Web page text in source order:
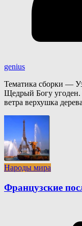
genius
Тематика сборки —
Щедрый Богу угоден.
ветра верхушка дерева
Народы мира
Французские